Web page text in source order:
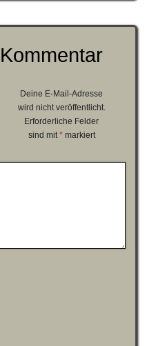
Deine E-Mail-Adresse
wird nicht veröffentlicht.
Erforderliche Felder
sind mit *markiert